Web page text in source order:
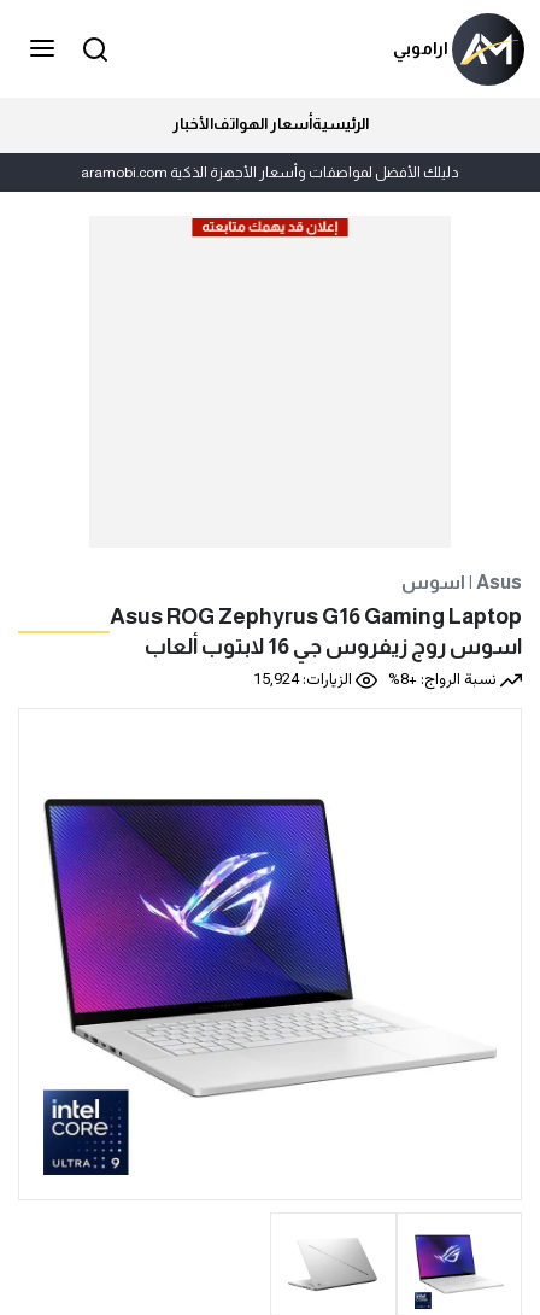
اراموبي
الرئيسيةأسعار الهواتفالأخبار
دليلك الأفضل لمواصفات وأسعار الأجهزة الذكية aramobi.com
اسوس | Asus
Asus ROG Zephyrus G16 Gaming Laptop
اسوس روج زيفروس جي 16 لابتوب ألعاب
نسبة الرواج: +8%
الزيارات: 15,924